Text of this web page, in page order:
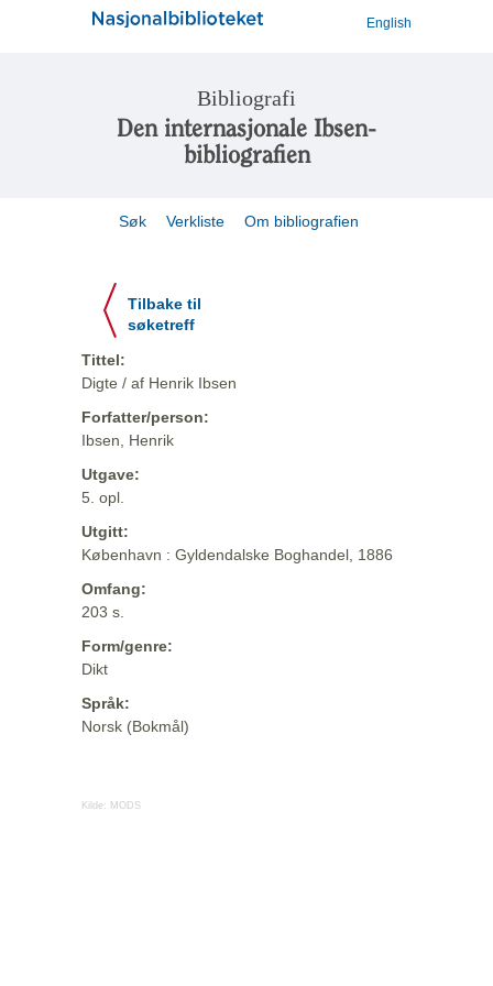
English
Bibliografi
Den internasjonale Ibsen-
bibliografien
Søk Verkliste Om bibliografien
Tilbake til
søketreff
Tittel:
Digte / af Henrik Ibsen
Forfatter/person:
Ibsen, Henrik
Utgave:
5. opl.
Utgitt:
København : Gyldendalske Boghandel, 1886
Omfang:
203 s.
Form/genre:
Dikt
Språk:
Norsk (Bokmål)
Kilde: MODS